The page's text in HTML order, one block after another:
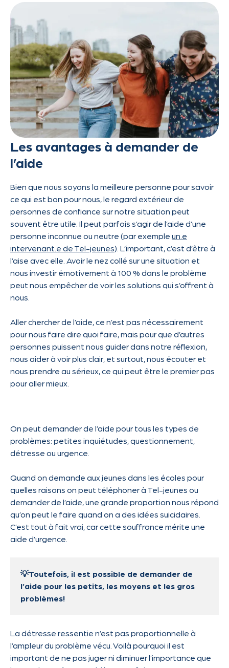
Les avantages à demander de
l’aide
Bien que nous soyons la meilleure personne pour savoir
ce qui est bon pour nous, le regard extérieur de
personnes de confiance sur notre situation peut
souvent être utile. Il peut parfois s’agir de l’aide d’une
personne inconnue ou neutre (par exemple un.e
intervenant.e de Tel-jeunes). L’important, c’est d’être à
l’aise avec elle. Avoir le nez collé sur une situation et
nous investir émotivement à 100 % dans le problème
peut nous empêcher de voir les solutions qui s’offrent à
nous.
Aller chercher de l’aide, ce n’est pas nécessairement
pour nous faire dire quoi faire, mais pour que d’autres
personnes puissent nous guider dans notre réflexion,
nous aider à voir plus clair, et surtout, nous écouter et
nous prendre au sérieux, ce qui peut être le premier pas
pour aller mieux.
On peut demander de l’aide pour tous les types de
problèmes: petites inquiétudes, questionnement,
détresse ou urgence.
Quand on demande aux jeunes dans les écoles pour
quelles raisons on peut téléphoner à Tel-jeunes ou
demander de l’aide, une grande proportion nous répond
qu’on peut le faire quand on a des idées suicidaires.
C’est tout à fait vrai, car cette souffrance mérite une
aide d’urgence.
💡Toutefois, il est possible de demander de
l’aide pour les petits, les moyens et les gros
problèmes!
La détresse ressentie n’est pas proportionnelle à
l’ampleur du problème vécu. Voilà pourquoi il est
important de ne pas juger ni diminuer l’importance que